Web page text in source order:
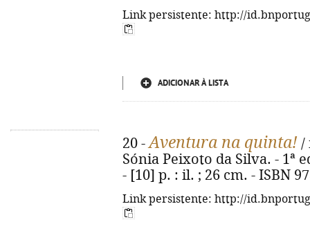
Link persistente: http://
ADICIONAR À LISTA
20 -Aventura na quinta! /
Sónia Peixoto da Silva. - 1ª
- [10] p. : il. ; 26 cm. - ISBN
Link persistente: http://